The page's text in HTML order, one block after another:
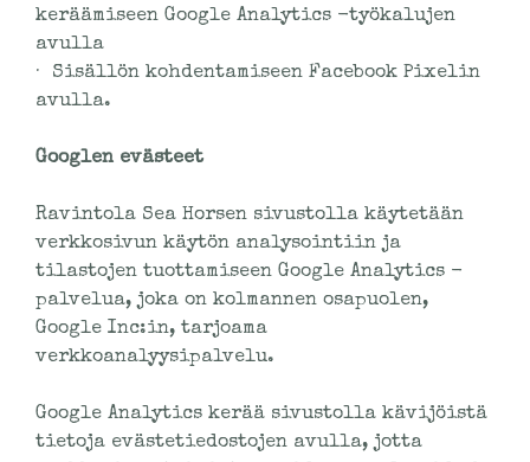
keräämiseen Google Analytics -työkalujen
avulla
· Sisällön kohdentamiseen Facebook Pixelin
avulla.
Googlen evästeet
Ravintola Sea Horsen sivustolla käytetään
verkkosivun käytön analysointiin ja
tilastojen tuottamiseen Google Analytics -
palvelua, joka on kolmannen osapuolen,
Google Inc:in, tarjoama
verkkoanalyysipalvelu.
Google Analytics kerää sivustolla kävijöistä
tietoja evästetiedostojen avulla, jotta